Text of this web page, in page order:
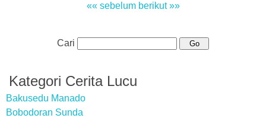
«« sebelum berikut »»
Cari
Kategori Cerita Lucu
Bakusedu Manado
Bobodoran Sunda